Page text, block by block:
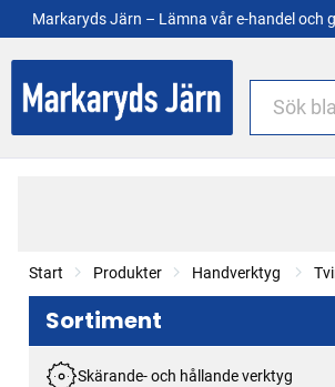
Markaryds Järn – Lämna vår e-handel och
Start Produkter Handverktyg
Sortiment
Skärande- och hållande verktyg